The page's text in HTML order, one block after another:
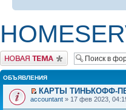
Начать новую тему
ОБЪЯВЛЕНИЯ
КАРТЫ ТИНЬКОФФ-
accountant » 17 фев 2023,